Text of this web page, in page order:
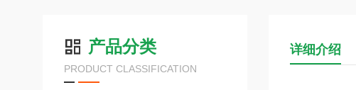
产品分类
PRODUCT CLASSIFICATION
详细介绍